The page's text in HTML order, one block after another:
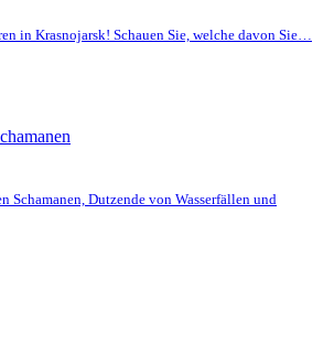
in Krasnojarsk! Schauen Sie, welche davon Sie…
Schamanen, Dutzende von Wasserfällen und